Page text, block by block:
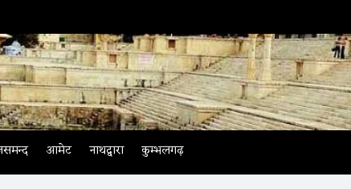
आमेट नाथद्वारा कुम्भलगढ़